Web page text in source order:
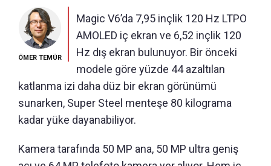
ÖMER TEMÜR
Magic V6’da 7,95 inçlik 120 Hz LTPO
AMOLED iç ekran ve 6,52 inçlik 120
Hz dış ekran bulunuyor. Bir önceki
modele göre yüzde 44 azaltılan
katlanma izi daha düz bir ekran görünümü
sunarken, Super Steel menteşe 80 kilograma
kadar yüke dayanabiliyor.
Kamera tarafında 50 MP ana, 50 MP ultra geniş